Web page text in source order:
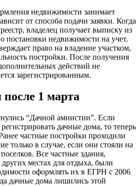
недвижимости занимает
от способа подачи заявки. Когда
владелец получает выписку из
постановки недвижимости на учет.
право на владение участком,
постройки. После получения
действий не
зарегистрированным.
1 марта
“Дачной амнистии”. Если
дачные дома, то теперь
частные постройки проходили
только в случае, если они стояли на
Все частные здания,
местах для отдыха, были
оформлять их в ЕГРН с 2006
дачные дома лишились этой